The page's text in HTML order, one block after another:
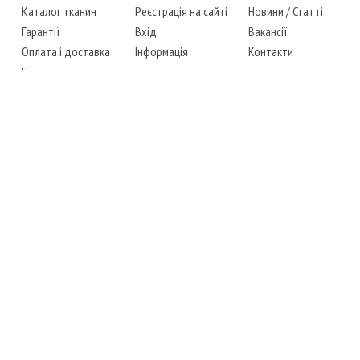
Каталог тканин
Гарантії
Оплата і доставка
Повернення товару
Реєстрація на сайті
Вхід
Інформація
Новини /Статті
Вакансії
Контакти